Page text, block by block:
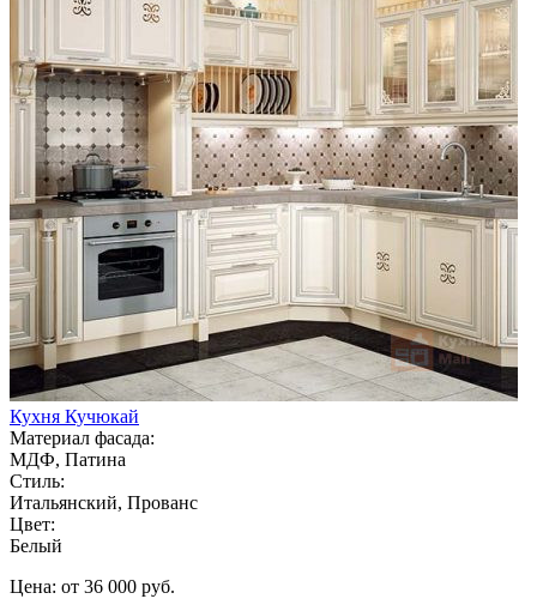
Кухня Кучюкай
Материал фасада:
МДФ, Патина
Стиль:
Итальянский, Прованс
Цвет:
Белый
Цена: от 36 000 руб.